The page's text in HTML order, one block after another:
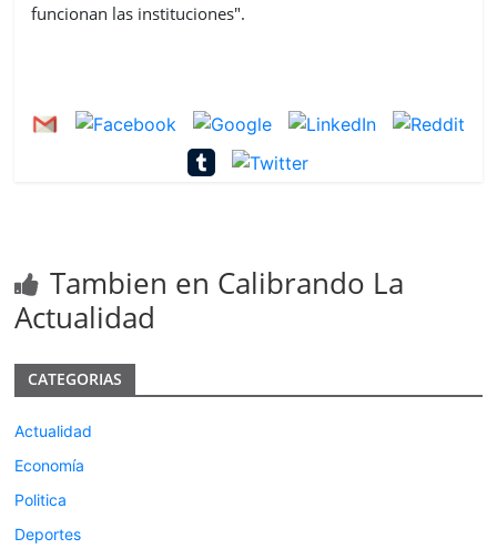
funcionan las instituciones".
Tambien en Calibrando La
Actualidad
CATEGORIAS
Actualidad
Economía
Politica
Deportes